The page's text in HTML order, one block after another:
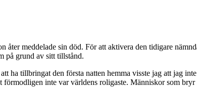
hon åter meddelade sin död. För att aktivera den
på grund av sitt tillstånd.
ha tillbringat den första natten hemma visste jag att jag
inte var världens roligaste. Människor som